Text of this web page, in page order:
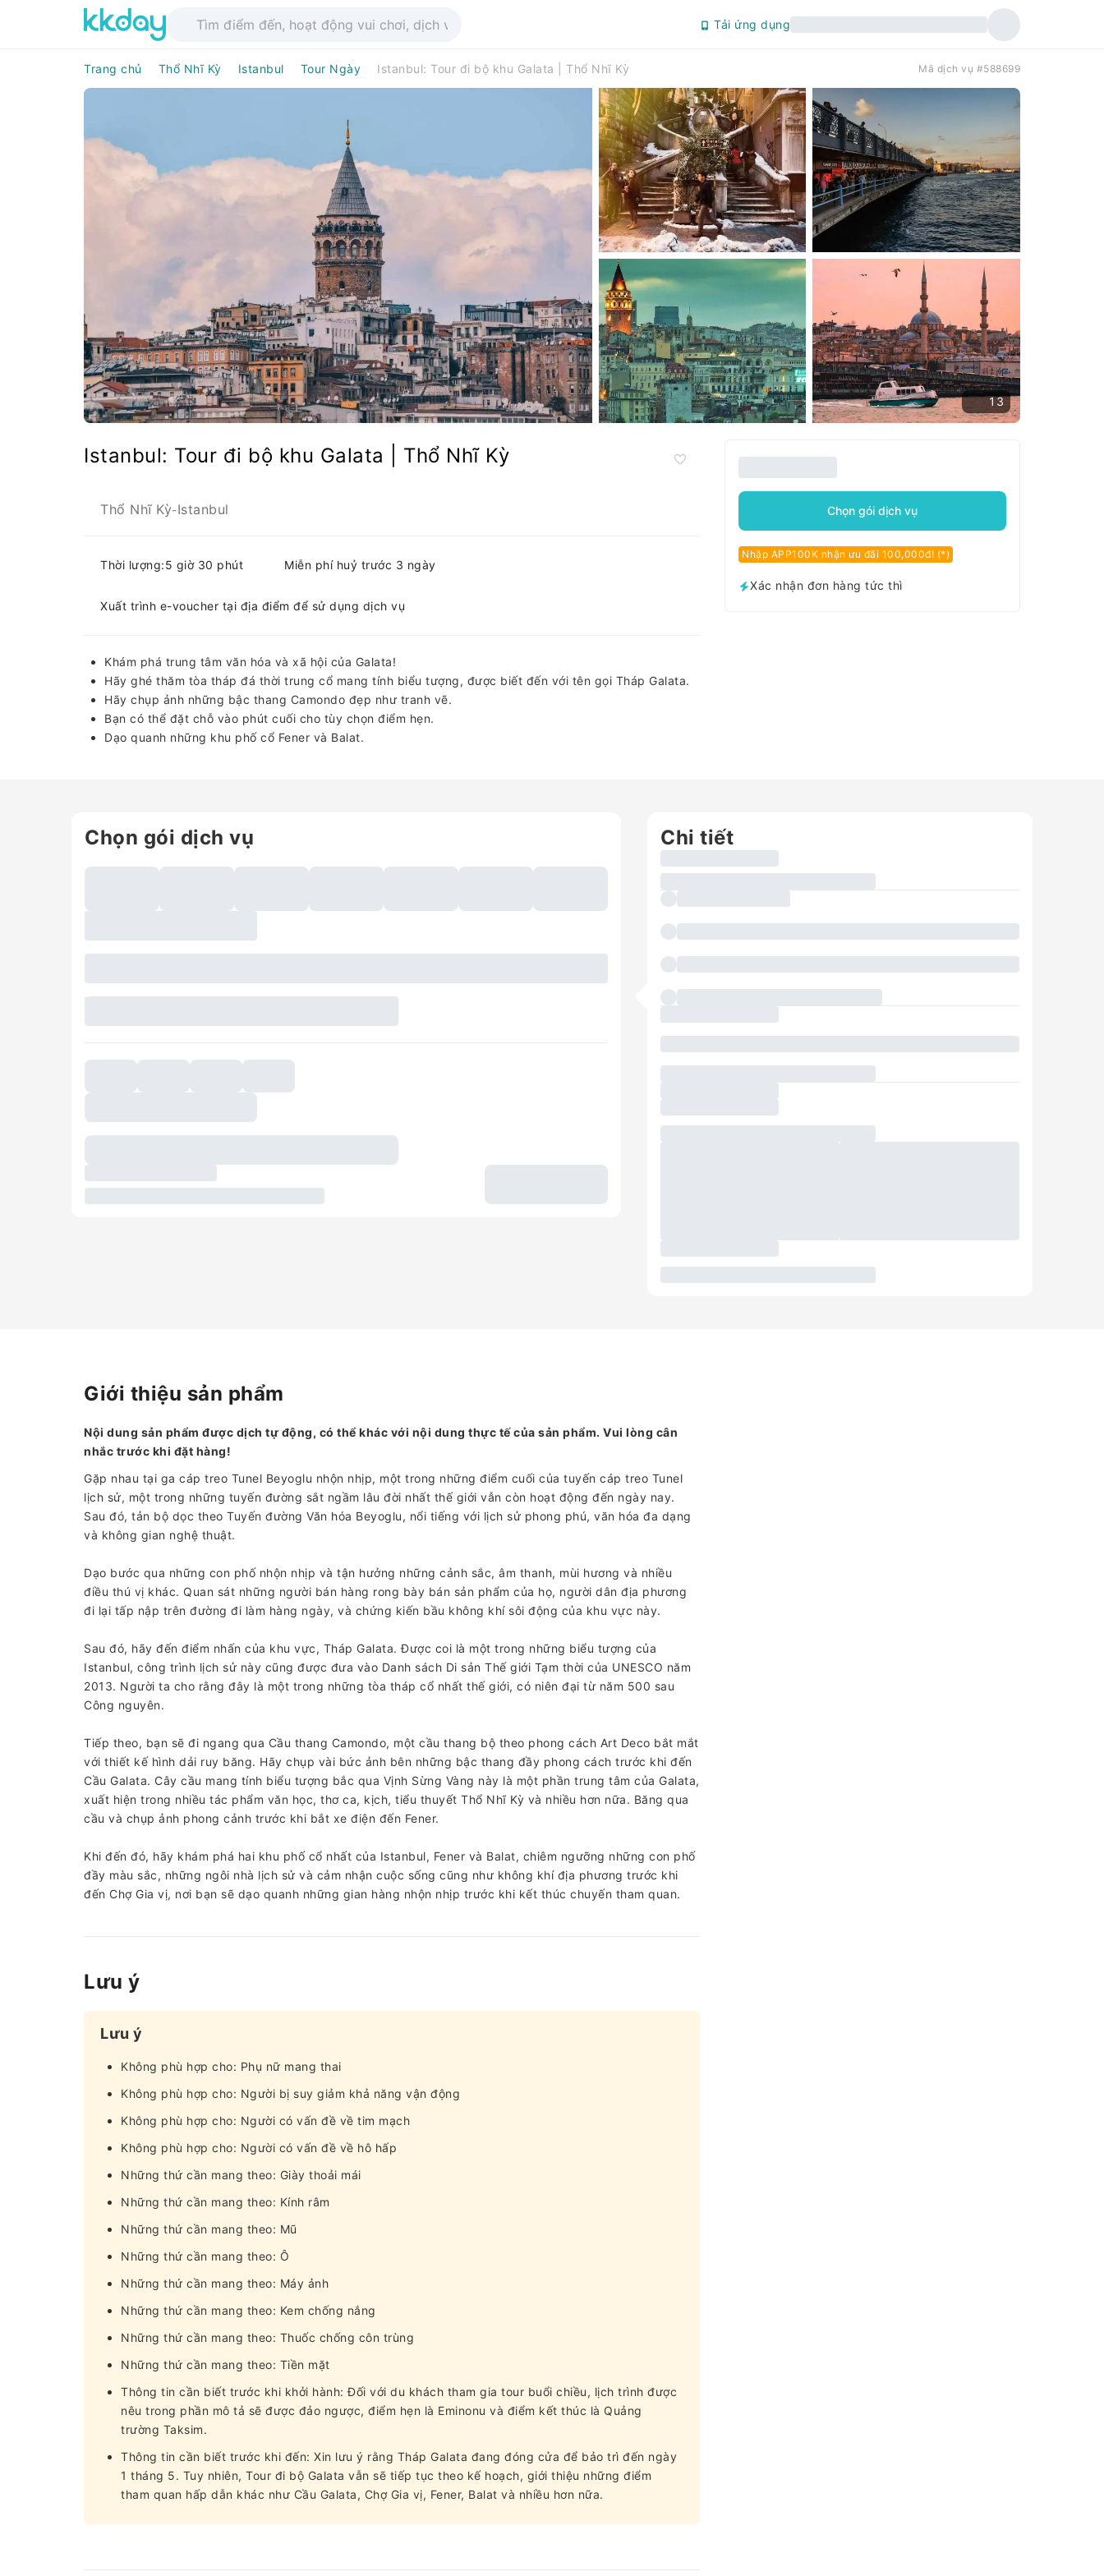
Tải ứng dụng
Trang chủ Thổ Nhĩ Kỳ Istanbul Tour Ngày Istanbul: Tour đi bộ khu Galata | Thổ Nhĩ Kỳ Mã dịch vụ #588699
13
Istanbul: Tour đi bộ khu Galata | Thổ Nhĩ Kỳ
Thổ Nhĩ Kỳ-Istanbul
Thời lượng:5 giờ 30 phút Miễn phí huỷ trước 3 ngày
Xuất trình e-voucher tại địa điểm để sử dụng dịch vụ
Khám phá trung tâm văn hóa và xã hội của Galata!
Hãy ghé thăm tòa tháp đá thời trung cổ mang tính biểu tượng, được biết đến với tên gọi Tháp Galata.
Hãy chụp ảnh những bậc thang Camondo đẹp như tranh vẽ.
Bạn có thể đặt chỗ vào phút cuối cho tùy chọn điểm hẹn.
Dạo quanh những khu phố cổ Fener và Balat.
Chọn gói dịch vụ
Nhập APP100K nhận ưu đãi 100,000đ! (*)
Xác nhận đơn hàng tức thì
Chọn gói dịch vụ Chi tiết
Giới thiệu sản phẩm
Nội dung sản phẩm được dịch tự động, có thể khác với nội dung thực tế của sản phẩm. Vui lòng cân
nhắc trước khi đặt hàng!
Gặp nhau tại ga cáp treo Tunel Beyoglu nhộn nhịp, một trong những điểm cuối của tuyến cáp treo Tunel
lịch sử, một trong những tuyến đường sắt ngầm lâu đời nhất thế giới vẫn còn hoạt động đến ngày nay.
Sau đó, tản bộ dọc theo Tuyến đường Văn hóa Beyoglu, nổi tiếng với lịch sử phong phú, văn hóa đa dạng
và không gian nghệ thuật.
Dạo bước qua những con phố nhộn nhịp và tận hưởng những cảnh sắc, âm thanh, mùi hương và nhiều
điều thú vị khác. Quan sát những người bán hàng rong bày bán sản phẩm của họ, người dân địa phương
đi lại tấp nập trên đường đi làm hàng ngày, và chứng kiến ​​bầu không khí sôi động của khu vực này.
Sau đó, hãy đến điểm nhấn của khu vực, Tháp Galata. Được coi là một trong những biểu tượng của
Istanbul, công trình lịch sử này cũng được đưa vào Danh sách Di sản Thế giới Tạm thời của UNESCO năm
2013. Người ta cho rằng đây là một trong những tòa tháp cổ nhất thế giới, có niên đại từ năm 500 sau
Công nguyên.
Tiếp theo, bạn sẽ đi ngang qua Cầu thang Camondo, một cầu thang bộ theo phong cách Art Deco bắt mắt
với thiết kế hình dải ruy băng. Hãy chụp vài bức ảnh bên những bậc thang đầy phong cách trước khi đến
Cầu Galata. Cây cầu mang tính biểu tượng bắc qua Vịnh Sừng Vàng này là một phần trung tâm của Galata,
xuất hiện trong nhiều tác phẩm văn học, thơ ca, kịch, tiểu thuyết Thổ Nhĩ Kỳ và nhiều hơn nữa. Băng qua
cầu và chụp ảnh phong cảnh trước khi bắt xe điện đến Fener.
Khi đến đó, hãy khám phá hai khu phố cổ nhất của Istanbul, Fener và Balat, chiêm ngưỡng những con phố
đầy màu sắc, những ngôi nhà lịch sử và cảm nhận cuộc sống cũng như không khí địa phương trước khi
đến Chợ Gia vị, nơi bạn sẽ dạo quanh những gian hàng nhộn nhịp trước khi kết thúc chuyến tham quan.
Lưu ý
Lưu ý
Không phù hợp cho: Phụ nữ mang thai
Không phù hợp cho: Người bị suy giảm khả năng vận động
Không phù hợp cho: Người có vấn đề về tim mạch
Không phù hợp cho: Người có vấn đề về hô hấp
Những thứ cần mang theo: Giày thoải mái
Những thứ cần mang theo: Kính râm
Những thứ cần mang theo: Mũ
Những thứ cần mang theo: Ô
Những thứ cần mang theo: Máy ảnh
Những thứ cần mang theo: Kem chống nắng
Những thứ cần mang theo: Thuốc chống côn trùng
Những thứ cần mang theo: Tiền mặt
Thông tin cần biết trước khi khởi hành: Đối với du khách tham gia tour buổi chiều, lịch trình được
nêu trong phần mô tả sẽ được đảo ngược, điểm hẹn là Eminonu và điểm kết thúc là Quảng
trường Taksim.
Thông tin cần biết trước khi đến: Xin lưu ý rằng Tháp Galata đang đóng cửa để bảo trì đến ngày
1 tháng 5. Tuy nhiên, Tour đi bộ Galata vẫn sẽ tiếp tục theo kế hoạch, giới thiệu những điểm
tham quan hấp dẫn khác như Cầu Galata, Chợ Gia vị, Fener, Balat và nhiều hơn nữa.